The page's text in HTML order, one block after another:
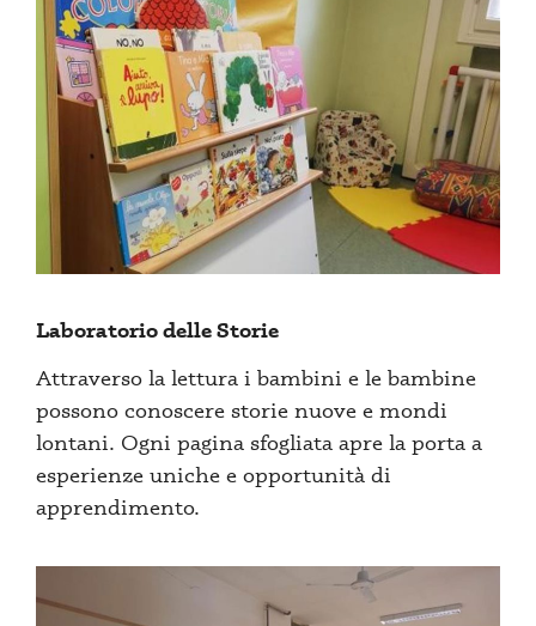
Laboratorio delle Storie
Attraverso la lettura i bambini e le bambine
possono conoscere storie nuove e mondi
lontani. Ogni pagina sfogliata apre la porta a
esperienze uniche e opportunità di
apprendimento.